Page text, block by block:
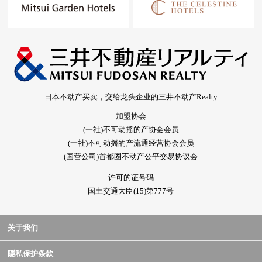
日本不动产买卖，交给龙头企业的三井不动产Realty
加盟协会
(一社)不可动摇的产协会会员
(一社)不可动摇的产流通经营协会会员
(国营公司)首都圈不动产公平交易协议会
许可的证号码
国土交通大臣(15)第777号
关于我们
隱私保护条款